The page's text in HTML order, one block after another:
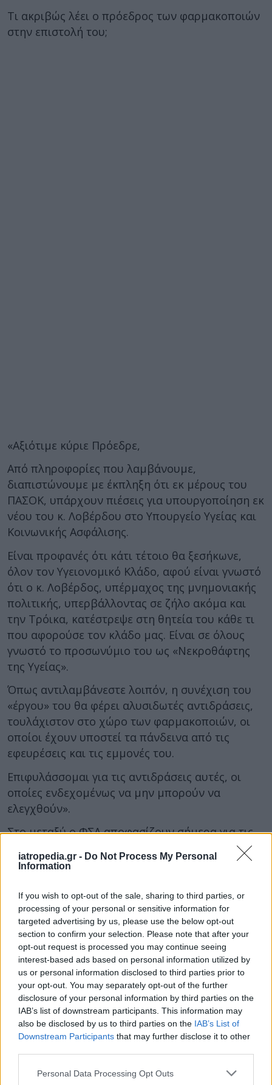
iatropedia.gr - Do Not Process My Personal
Information
If you wish to opt-out of the sale, sharing to third parties, or
processing of your personal or sensitive information for
targeted advertising by us, please use the below opt-out
section to confirm your selection. Please note that after your
opt-out request is processed you may continue seeing
interest-based ads based on personal information utilized by
us or personal information disclosed to third parties prior to
your opt-out. You may separately opt-out of the further
disclosure of your personal information by third parties on the
IAB’s list of downstream participants. This information may
also be disclosed by us to third parties on the IAB’s List of
Downstream Participants that may further disclose it to other
Personal Data Processing Opt Outs
Τι ακριβώς λέει ο πρόεδρος των φαρμακοποιών
στην επιστολή του;
«Αξιότιμε κύριε Πρόεδρε,
Από πληροφορίες που λαμβάνουμε,
διαπιστώνουμε με έκπληξη ότι εκ μέρους του
ΠΑΣΟΚ, υπάρχουν πιέσεις για υπουργοποίηση εκ
νέου του κ. Λοβέρδου στο Υπουργείο Υγείας και
Κοινωνικής Ασφάλισης.
Είναι προφανές ότι κάτι τέτοιο θα ξεσήκωνε,
όλον τον Υγειονομικό Κλάδο, αφού είναι γνωστό
ότι ο κ. Λοβέρδος, υπέρμαχος της μνημονιακής
πολιτικής, υπερβάλλοντας σε ζήλο ακόμα και
την Τρόικα, κατέστρεψε στη θητεία του κάθε τι
που αφορούσε τον κλάδο μας. Είναι σε όλους
γνωστό το προσωνύμιο του ως «Νεκροθάφτης
της Υγείας».
Όπως αντιλαμβάνεστε λοιπόν, η συνέχιση του
«έργου» του θα φέρει αλυσιδωτές αντιδράσεις,
τουλάχιστον στο χώρο των φαρμακοποιών, οι
οποίοι έχουν υποστεί τα πάνδεινα από τις
εφευρέσεις και τις εμμονές του.
Επιφυλάσσομαι για τις αντιδράσεις αυτές, οι
οποίες ενδεχομένως να μην μπορούν να
ελεγχθούν».
Στο μεταξύ ο ΦΣΑ αποφασίζουν σήμερα για τις
Ο Σύλλογος θα πραγματοποιήσει Γενική
Φαρμακευτικός Σύλλογος της Αττικής έχει
διαφοροποιηθεί σε σχέση με τους
περισσότερους Συλλόγους της χώρας και
συνεχίζει τη μη χορήγηση φαρμάκων με
πίστωση στους ασφαλισμένους του ΕΟΠΥΥ.
Οι φαρμακοποιοί θα θέσουν στη συνέλευσή τους
εκ νέου τα δεδομένα καθώς η αλλαγή της
κυβέρνησης, τους κάνει να πιστεύουν ότι θα
επέλθει -αν όχι η αποπληρωμή των οφειλών
-τουλάχιστον ο συμψηφισμός με τις
φορολογικές τους εκκρεμότητες.